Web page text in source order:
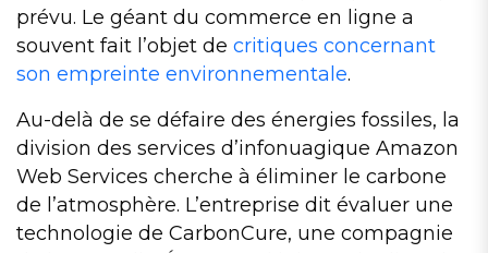
prévu. Le géant du commerce en ligne a
souvent fait l’objet de critiques concernant
son empreinte environnementale.
Au-delà de se défaire des énergies fossiles, la
division des services d’infonuagique Amazon
Web Services cherche à éliminer le carbone
de l’atmosphère. L’entreprise dit évaluer une
technologie de CarbonCure, une compagnie